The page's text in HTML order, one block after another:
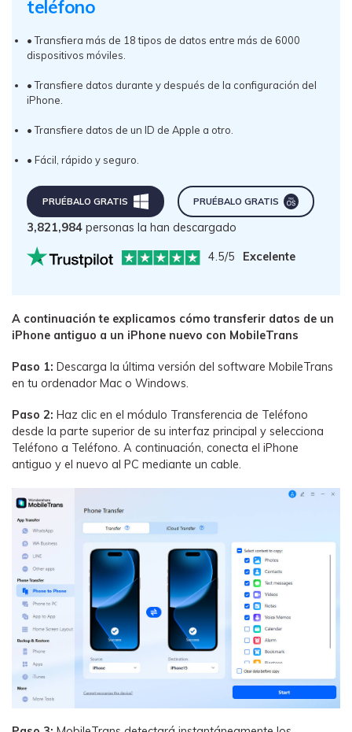
teléfono󠀲󠀩󠀡󠀠󠀡󠀢󠀤󠀩󠀳
• Transfiera más de 18 tipos de datos entre más de 6000
dispositivos móviles.
• Transfiere datos durante y después de la configuración del
iPhone.
• Transfiere datos de un ID de Apple a otro.
• Fácil, rápido y seguro.
PRUÉBALO GRATIS󠀲󠀩󠀡󠀠󠀡󠀠󠀣󠀥󠀳 󠀰PRUÉBALO GRATIS󠀲󠀩󠀡󠀠󠀡󠀠󠀣󠀥󠀳
3,821,984 personas la han descargado
4.5/5 Excelente
A continuación te explicamos cómo transferir datos de un
iPhone antiguo a un iPhone nuevo con MobileTrans
Paso 1: Descarga la última versión del software MobileTrans
en tu ordenador Mac o Windows.
Paso 2: Haz clic en el módulo Transferencia de Teléfono
desde la parte superior de su interfaz principal y selecciona
Teléfono a Teléfono. A continuación, conecta el iPhone
antiguo y el nuevo al PC mediante un cable.